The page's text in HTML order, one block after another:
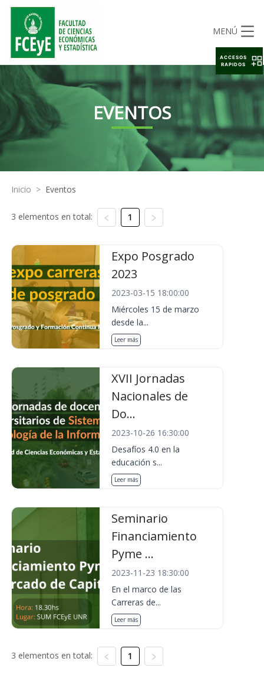
MENÚ
EVENTOS
Inicio > Eventos
3 elementos en total: 1
Expo Posgrado
2023
2023-03-15 18:00:00
Miércoles 15 de marzo
desde la...
Leer más
XVII Jornadas
Nacionales de
Do...
2023-10-26 16:30:00
Desafíos 4.0 en la
educación s...
Leer más
Seminario
Financiamiento
Pyme ...
2023-11-23 18:30:00
En el marco de las
Carreras de...
Leer más
3 elementos en total: 1
ACCESOS
RAPIDOS